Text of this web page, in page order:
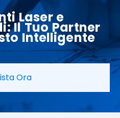
Lasere
Il Tuo Partner
Intelligente
Ora